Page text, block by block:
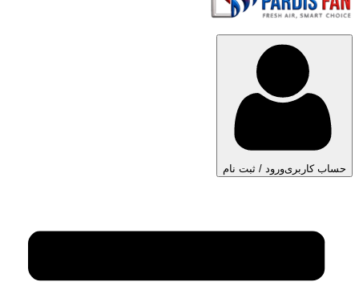
حساب کاربریورود / ثبت نام